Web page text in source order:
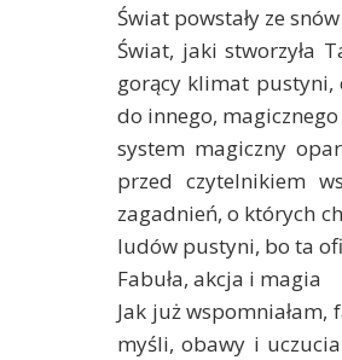
Świat powstały ze
Świat, jaki stworzyła
gorący klimat pustyni,
do innego, magicznego
system magiczny
przed czytelnikiem
zagadnień, o których
ludów pustyni, bo ta
Fabuła, akcja i magia
Jak już
myśli, obawy i